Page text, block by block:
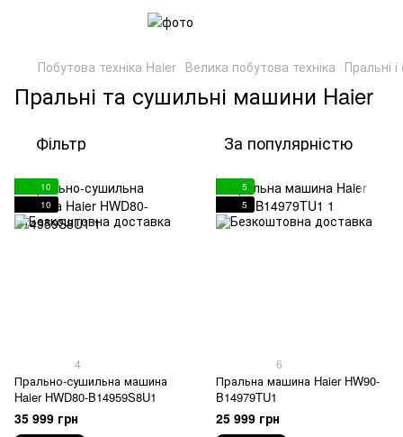
Побутова техніка Haier Велика побутова техніка Пральні
Пральні та сушильні машини Haier
Фільтр За популярністю
10
10
4
Прально-сушильна машина
Haier HWD80-B14959S8U1
35 999 грн
5
5
6
Пральна машина Haier HW90-
B14979TU1
25 999 грн